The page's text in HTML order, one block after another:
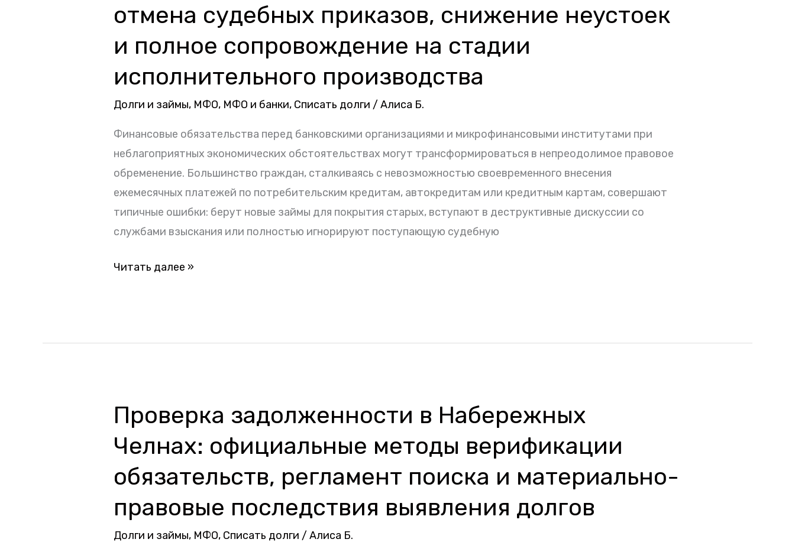
отмена судебных приказов, снижение неустоек
и полное сопровождение на стадии
исполнительного производства
Долги и займы, МФО, МФО и банки, Списать долги /Алиса Б.
Финансовые обязательства перед банковскими организациями и микрофинансовыми институтами при
неблагоприятных экономических обстоятельствах могут трансформироваться в непреодолимое правовое
обременение. Большинство граждан, сталкиваясь с невозможностью своевременного внесения
ежемесячных платежей по потребительским кредитам, автокредитам или кредитным картам, совершают
типичные ошибки: берут новые займы для покрытия старых, вступают в деструктивные дискуссии со
службами взыскания или полностью игнорируют поступающую судебную
в
Набережных
комплексные
методы
от
банков,
отмена
судебных
приказов,
снижение
Читать далее »
Проверка задолженности в Набережных
Челнах: официальные методы верификации
обязательств, регламент поиска и материально-
правовые последствия выявления долгов
Долги и займы, МФО, Списать долги /Алиса Б.
Проверка
задолженности
в
Набережных
Челнах:
официальные